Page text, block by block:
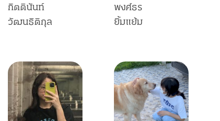
กิตตินันท์
วัฒนธิติกุล
พงศ์ธร
ยิ้มแย้ม